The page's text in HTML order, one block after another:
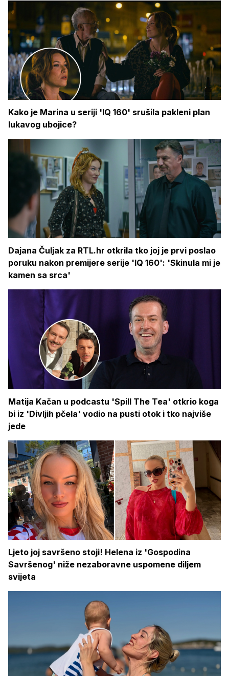
Kako je Marina u seriji 'IQ 160' srušila pakleni plan
lukavog ubojice?
Dajana Čuljak za RTL.hr otkrila tko joj je prvi poslao
poruku nakon premijere serije 'IQ 160': 'Skinula mi je
kamen sa srca'
Matija Kačan u podcastu 'Spill The Tea' otkrio koga
bi iz 'Divljih pčela' vodio na pusti otok i tko najviše
jede
Ljeto joj savršeno stoji! Helena iz 'Gospodina
Savršenog' niže nezaboravne uspomene diljem
svijeta